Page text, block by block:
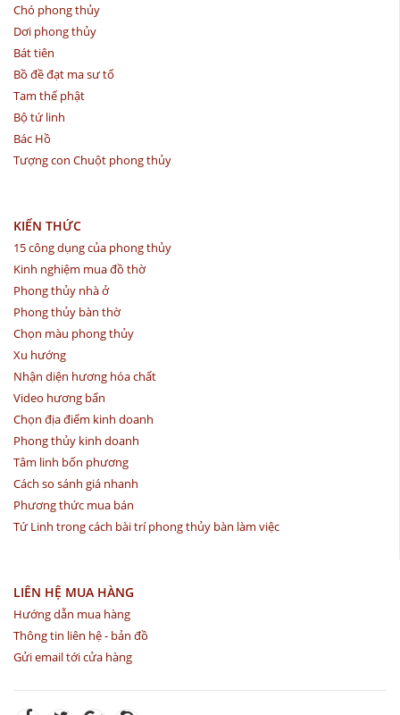
Chó phong thủy
Dơi phong thủy
Bát tiên
Bồ đề đạt ma sư tổ
Tam thế phật
Bộ tứ linh
Bác Hồ
Tượng con Chuột phong thủy
KIẾN THỨC
15 công dụng của phong thủy
Kinh nghiệm mua đồ thờ
Phong thủy nhà ở
Phong thủy bàn thờ
Chọn màu phong thủy
Xu hướng
Nhận diện hương hóa chất
Video hương bẩn
Chọn địa điểm kinh doanh
Phong thủy kinh doanh
Tâm linh bốn phương
Cách so sánh giá nhanh
Phương thức mua bán
Tứ Linh trong cách bài trí phong thủy bàn làm việc
LIÊN HỆ MUA HÀNG
Hướng dẫn mua hàng
Thông tin liên hệ - bản đồ
Gửi email tới cửa hàng